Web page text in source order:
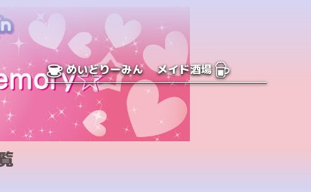
めいどりーみん メイド酒場